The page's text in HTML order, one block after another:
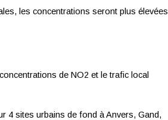
les concentrations seront plus élevées
de NO2 et le trafic local
4 sites urbains de fond à Anvers, Gand,